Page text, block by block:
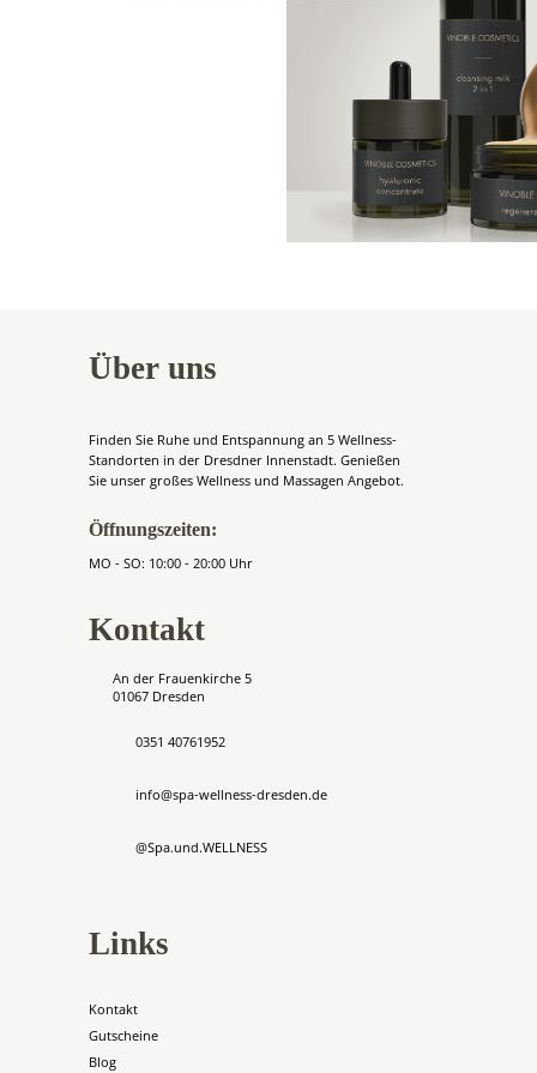
Über uns
Finden Sie Ruhe und Entspannung an 5 Wellness-
Standorten in der Dresdner Innenstadt. Genießen
Sie unser großes Wellness und Massagen Angebot.
Öffnungszeiten:
MO - SO: 10:00 - 20:00 Uhr
Kontakt
An der Frauenkirche 5
01067 Dresden
0351 40761952
info@spa-wellness-dresden.de
@Spa.und.WELLNESS
Links
Kontakt
Gutscheine
Blog